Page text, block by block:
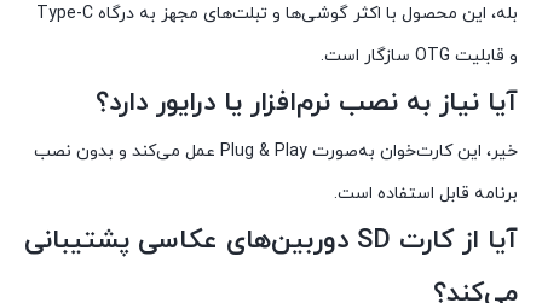
بله، این محصول با اکثر گوشی‌ها و تبلت‌های مجهز به درگاه Type-C
و قابلیت OTG سازگار است.
آیا نیاز به نصب نرم‌افزار یا درایور دارد؟
خیر، این کارت‌خوان به‌صورت Plug & Play عمل می‌کند و بدون نصب
برنامه قابل استفاده است.
آیا از کارت SD دوربین‌های عکاسی پشتیبانی
می‌کند؟